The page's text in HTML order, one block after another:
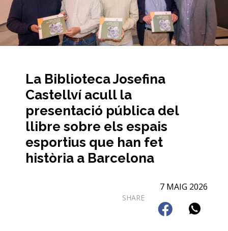
La Biblioteca Josefina
Castellví acull la
presentació pública del
llibre sobre els espais
esportius que han fet
història a Barcelona
7 MAIG 2026
SHARE